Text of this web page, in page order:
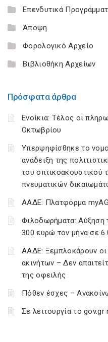
Επενδυτικά
Άποψη
Φορολογικό Αρχείο
Βιβλιοθήκη Αρχείων
Πρόσφατα άρθρα
Ενοίκια: Τέλος οι
Οκτωβρίου
Υπερψηφίσθηκε το
ανάδειξη της
του οπτικοακουστικού
πνευματικών
ΑΑΔΕ: Πλατφόρμα
Φιλοδωρήματα: Αύξηση
300 ευρώ τον μήνα σε
ΑΑΔΕ: Ξεμπλοκάρουν οι
ακινήτων – Δεν
της οφειλής
Πόθεν έσχες –
Σε λειτουργία το